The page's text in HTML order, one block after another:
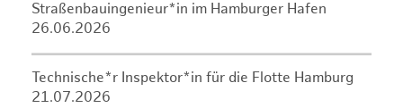
Straßenbauingenieur*in im Hamburger Hafen
26.06.2026
Technische*r Inspektor*in für die Flotte Hamburg
21.07.2026